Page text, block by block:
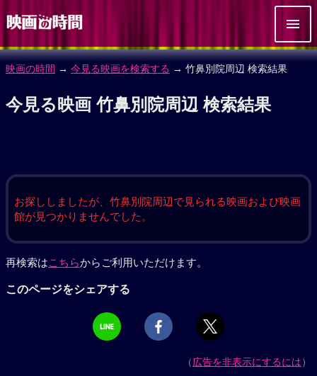
映画の時間 → 今見る映画を検索する → 竹鼻別院周辺 検索結果
今見る映画 竹鼻別院周辺 検索結果
お探ししましたが、竹鼻別院周辺で見られる映画および映画
館が見つかりませんでした。
再検索はこちらからご利用いただけます。
このページをシェアする
（広告を非表示にするには）